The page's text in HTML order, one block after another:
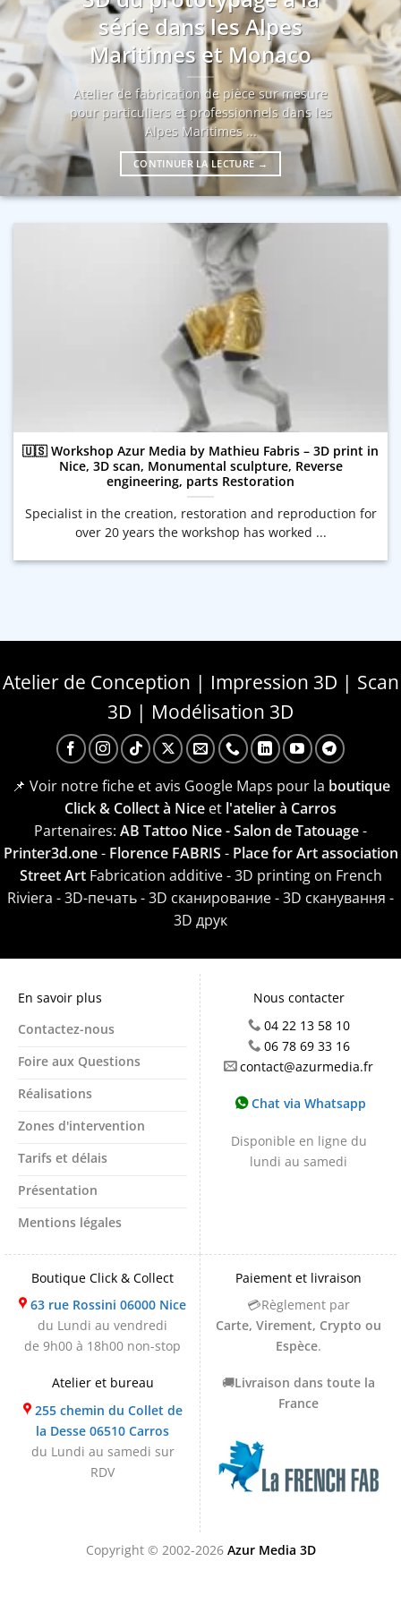
série dans les Alpes
Maritimes et Monaco
Atelier de fabrication de pièce sur mesure
pour particuliers et professionnels dans les
Alpes Maritimes ...
CONTINUER LA LECTURE →
🇺🇸 Workshop Azur Media by Mathieu Fabris – 3D print in
Nice, 3D scan, Monumental sculpture, Reverse
engineering, parts Restoration
Specialist in the creation, restoration and reproduction for
over 20 years the workshop has worked ...
Atelier de Conception | Impression 3D | Scan
3D | Modélisation 3D
📌 Voir notre fiche et avis Google Maps pour la boutique
Click & Collect à Nice et l'atelier à Carros
Partenaires: AB Tattoo Nice - Salon de Tatouage-
Printer3d.one- Florence FABRIS - Place for Art association
Street ArtFabrication additive - 3D printing on French
Riviera - 3D-печать - 3D сканирование - 3D сканування -
3D друк
En savoir plus
Contactez-nous
Foire aux Questions
Réalisations
Zones d'intervention
Tarifs et délais
Présentation
Mentions légales
Nous contacter
04 22 13 58 10
06 78 69 33 16
contact@azurmedia.fr
Chat via Whatsapp
Disponible en ligne du
lundi au samedi
Boutique Click & Collect
63 rue Rossini 06000 Nice
du Lundi au vendredi
de 9h00 à 18h00 non-stop
Atelier et bureau
255 chemin du Collet de
la Desse 06510 Carros
du Lundi au samedi sur
RDV
Paiement et livraison
💳Règlement par
Carte, Virement, Crypto ou
Espèce.
🚚Livraison dans toute la
France
Copyright © 2002-2026 Azur Media 3D